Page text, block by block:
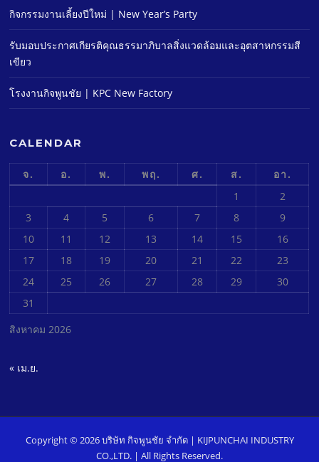
กิจกรรมงานเลี้ยงปีใหม่ | New Year’s Party
รับมอบประกาศเกียรติคุณธรรมาภิบาลสิ่งแวดล้อมและอุตสาหกรรมสี
เขียว
โรงงานกิจพูนชัย | KPC New Factory
CALENDAR
สิงหาคม 2026
จ. อ. พ. พฤ. ศ. ส.
อา.
1
2
3
4 5 6 7 8
9
10
11 12 13 14 15
16
17
18 19 20 21 22
23
24
25 26 27 28 29
30
31
« เม.ย.
Copyright © 2026 บริษัท กิจพูนชัย จํากัด | KIJPUNCHAI INDUSTRY
CO.,LTD. | All Rights Reserved.